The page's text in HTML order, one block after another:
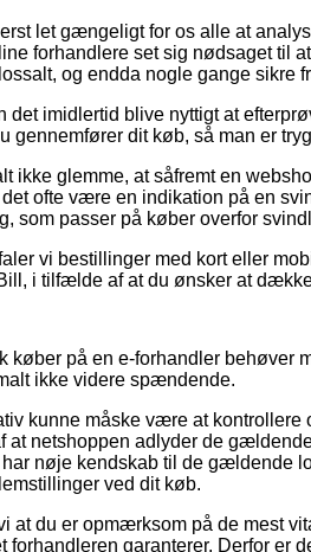
let gængeligt for os alle at
forhandlere set sig nødsaget til
og endda nogle gange sikre
det imidlertid blive nyttigt at
gennemfører dit køb, så man er
ikke glemme, at såfremt en
ofte være en indikation på en
som passer på køber overfor
vi bestillinger med kort eller
i tilfælde af at du ønsker at
køber på en e-forhandler behøver
ikke videre spændende.
kunne måske være at
at netshoppen adlyder de
nøje kendskab til de gældende
ved dit køb.
at du er opmærksom på de mest
forhandleren garanterer. Derfor er